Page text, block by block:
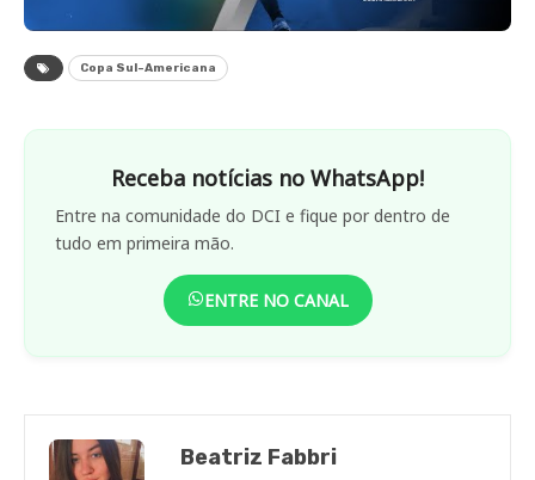
Copa Sul-Americana
Receba notícias no WhatsApp!
Entre na comunidade do DCI e fique por dentro de
tudo em primeira mão.
ENTRE NO CANAL
Beatriz Fabbri